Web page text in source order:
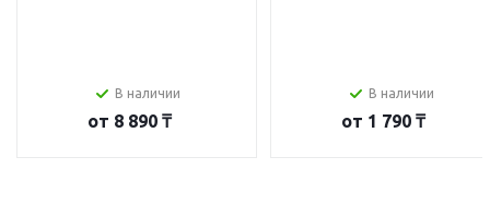
В наличии
от 8 890 ₸
В наличии
от 1 790 ₸